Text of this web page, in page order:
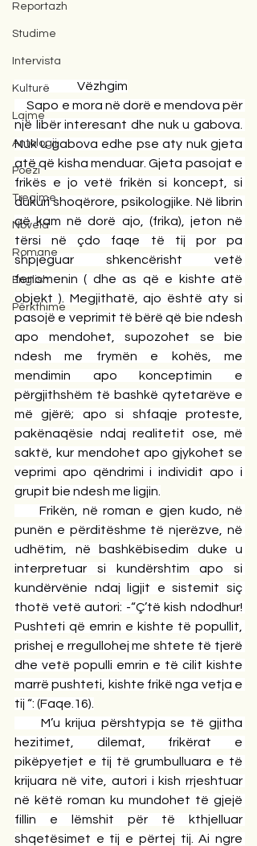
Reportazh
Studime
Intervista
Kulturë
Lajme
Antologji
Poezi
Tregime
Novela
Romane
English
Përkthime
Vëzhgim
Sapo e mora në dorë e mendova për
një libër interesant dhe nuk u gabova.
Nuk u gabova edhe pse aty nuk gjeta
atë që kisha menduar. Gjeta pasojat e
frikës e jo vetë frikën si koncept, si
dukuri shoqërore, psikologjike. Në librin
që kam në dorë ajo, (frika), jeton në
tërsi në çdo faqe të tij por pa
shpjeguar shkencërisht vetë
fenomenin ( dhe as që e kishte atë
objekt ). Megjithatë, ajo është aty si
pasojë e veprimit të bërë që bie ndesh
apo mendohet, supozohet se bie
ndesh me frymën e kohës, me
mendimin apo konceptimin e
përgjithshëm të bashkë qytetarëve e
më gjërë; apo si shfaqje proteste,
pakënaqësie ndaj realitetit ose, më
saktë, kur mendohet apo gjykohet se
veprimi apo qëndrimi i individit apo i
grupit bie ndesh me ligjin.
Frikën, në roman e gjen kudo, në
punën e përditëshme të njerëzve, në
udhëtim, në bashkëbisedim duke u
interpretuar si kundërshtim apo si
kundërvënie ndaj ligjit e sistemit siç
thotë vetë autori: -“Ç’të kish ndodhur!
Pushteti që emrin e kishte të popullit,
prishej e rregullohej me shtete të tjerë
dhe vetë populli emrin e të cilit kishte
marrë pushteti, kishte frikë nga vetja e
tij “: (Faqe.16).
M’u krijua përshtypja se të gjitha
hezitimet, dilemat, frikërat e
pikëpyetjet e tij të grumbulluara e të
krijuara në vite, autori i kish rrjeshtuar
në këtë roman ku mundohet të gjejë
fillin e lëmshit për të kthjelluar
shqetësimet e tij e përtej tij. Ai ngre